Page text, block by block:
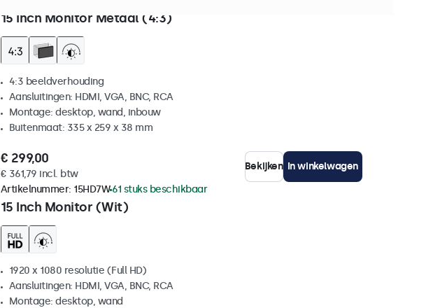
15 Inch Monitor Metaal (4:3)
4:3 beeldverhouding
Aansluitingen: HDMI, VGA, BNC, RCA
Montage: desktop, wand, inbouw
Buitenmaat: 335 x 259 x 38 mm
€ 299,00
€ 361,79 incl. btw
Bekijken In winkelwagen
15 Inch Monitor (Wit)
Artikelnummer: 15HD7W 61 stuks beschikbaar
1920 x 1080 resolutie (Full HD)
Aansluitingen: HDMI, VGA, BNC, RCA
Montage: desktop, wand